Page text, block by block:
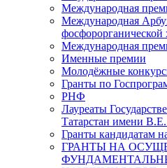
Международная
Международная
Международная
Именные премии
Молодёжные
Гранты по
РНФ
Лауреаты
Татарстан имени
Гранты кандидатам
ГРАНТЫ НА